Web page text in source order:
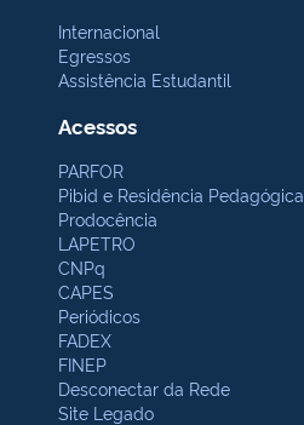
Internacional
Egressos
Assistência Estudantil
Acessos
PARFOR
Pibid e Residência Pedagógica
Prodocência
LAPETRO
CNPq
CAPES
Periódicos
FADEX
FINEP
Desconectar da Rede
Site Legado